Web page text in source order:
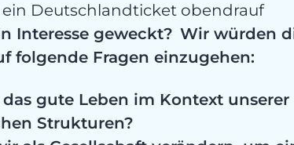
Deutschlandticket obendrauf
Interesse geweckt? Wir würden
folgende Fragen einzugehen:
gute Leben im Kontext
Strukturen?